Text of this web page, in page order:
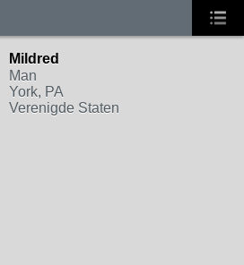
Mildred
Man
York, PA
Verenigde Staten